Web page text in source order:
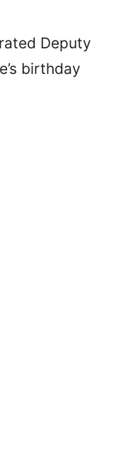
Deputy
birthday